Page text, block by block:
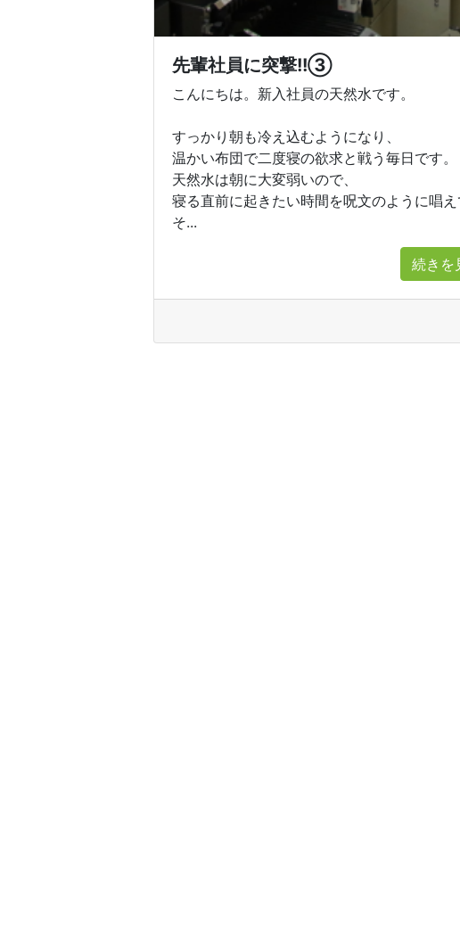
先輩社員に突撃!!③
こんにちは。新入社員の天然水です。
すっかり朝も冷え込むようになり、
温かい布団で二度寝の欲求と戦う毎日です。
天然水は朝に大変弱いので、
寝る直前に起きたい時間を呪文のように唱え
そ...
続きを